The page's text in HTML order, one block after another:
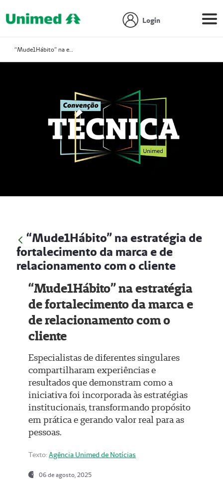
Login
“Mude1Hábito” na estratégia de
fortalecimento da marca e de
relacionamento com o cliente
“Mude1Hábito” na estratégia
de fortalecimento da marca e
de relacionamento com o
cliente
Especialistas de diferentes singulares
compartilharam experiências e
resultados que demonstram como a
iniciativa foi incorporada às estratégias
institucionais, transformando propósito
em prática e gerando valor real para as
pessoas.
Texto: Agência Unimed de Notícias
06 de agosto, 2025